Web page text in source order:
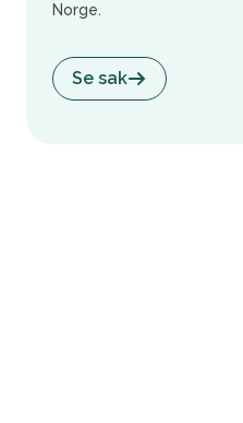
Norge.
Se sak